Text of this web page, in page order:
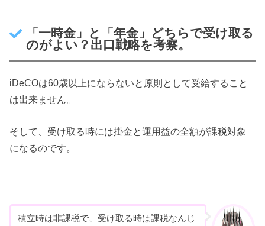
「一時金」と「年金」どちらで受け取る
のがよい？出口戦略を考察。
iDeCOは60歳以上にならないと原則として受給すること
は出来ません。
そして、受け取る時には掛金と運用益の全額が課税対象
になるのです。
積立時は非課税で、受け取る時は課税なんじ